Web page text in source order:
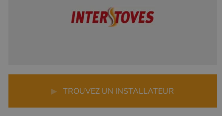
▶ TROUVEZ UN INSTALLATEUR